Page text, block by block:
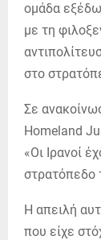
ομάδα
με τη
στο
Σε
Homeland
«Οι Ιρανοί
στρατόπεδο
Η απειλή
που είχε